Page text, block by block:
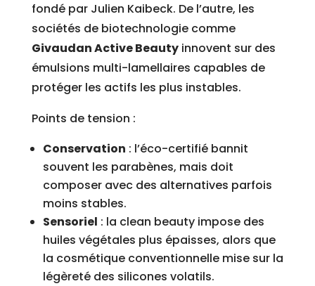
fondé par Julien Kaibeck. De l’autre, les
sociétés de biotechnologie comme
Givaudan Active Beautyinnovent sur des
émulsions multi-lamellaires capables de
protéger les actifs les plus instables.
Points de tension :
Conservation : l’éco-certifié bannit
souvent les parabènes, mais doit
composer avec des alternatives parfois
moins stables.
Sensoriel : la clean beauty impose des
huiles végétales plus épaisses, alors que
la cosmétique conventionnelle mise sur la
légèreté des silicones volatils.